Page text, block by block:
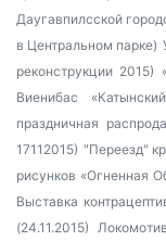
Даугавпилсской
в Центральном парке)
реконструкции 2015)
Виенибас
праздничная
17112015) "Переезд"
рисунков «Огненная
Выставка
(24.11.2015)